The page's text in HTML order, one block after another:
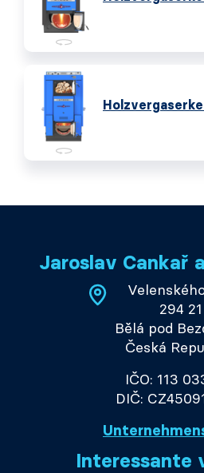
Jaroslav Cankař
294 21
Bělá pod
Česká
IČO: 113
DIČ:
Interessante